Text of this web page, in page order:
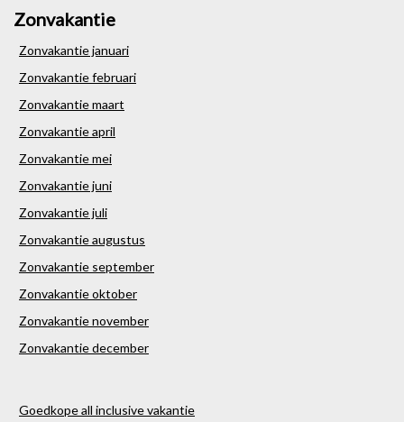
Zonvakantie
Zonvakantie januari
Zonvakantie februari
Zonvakantie maart
Zonvakantie april
Zonvakantie mei
Zonvakantie juni
Zonvakantie juli
Zonvakantie augustus
Zonvakantie september
Zonvakantie oktober
Zonvakantie november
Zonvakantie december
Goedkope all inclusive vakantie